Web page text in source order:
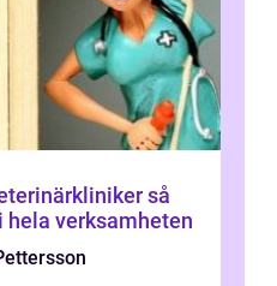
så
hela verksamheten